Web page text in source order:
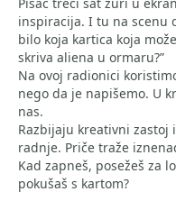
inspiracija. I tu na scenu
bilo koja kartica koja
skriva aliena u ormaru?”
Na ovoj radionici
nego da je napišemo. U
nas.
Razbijaju kreativni
radnje. Priče traže
Kad zapneš, posežeš za
pokušaš s kartom?